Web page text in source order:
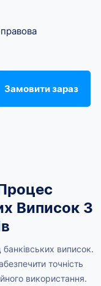
Замовити зараз
Виписок З
виписок.
точність
використання.